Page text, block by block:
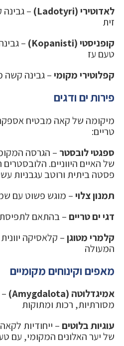
לאדוטירי (Ladotyri)
–
זית
קופניסטי (Kopanisti)
–
טעם עז
קפלוטירי מקומי– גבינה קשה
פירות ים ודגים
מיקומה של קאה מבטיח אספקה
טריים:
ספגטי לובסטר – הגרסה
של האיים היווניים.
פסטה ביתית ורוטב עגבניות
תמנון צלוי– מוגש פשוט עם שמן
דגי ים טריים– בהתאם לתפיסת
קלמרי מטוגן– קלאסיקה
המעולה
מאפים וקינוחים מקומיים
אמיגדלוטה (Amygdalota)
מסורתיות, רכות ומתוקות
עוגיות בלוטים– ייחודיות
של יער האלונים המקומי, עם